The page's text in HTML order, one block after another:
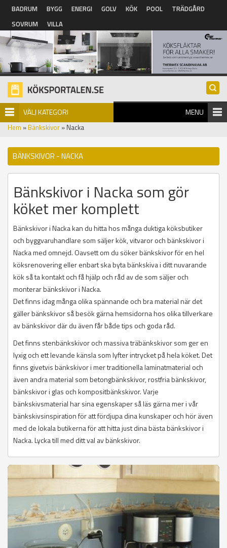
Hoppa till huvudinnehåll
BADRUM BYGG ENERGI GOLV KÖK POOL
TRÄDGÅRD
SOVRUM
VILLA
VÄLJ KATEGORI MENU
Hem » Bänkskivor » Nacka
BÄNKSKIVOR - NACKA
Bänkskivor i Nacka som gör
köket mer komplett
Bänkskivor i Nacka kan du hitta hos många duktiga köksbutiker
och byggvaruhandlare som säljer kök, vitvaror och bänkskivor i
Nacka med omnejd. Oavsett om du söker bänkskivor för en hel
köksrenovering eller enbart ska byta bänkskiva i ditt nuvarande
kök så ta kontakt och få hjälp och råd av de som säljer och
monterar bänkskivor i Nacka.
Det finns idag många olika spännande och bra material när det
gäller bänkskivor så besök gärna hemsidorna hos olika tillverkare
av bänkskivor där du även får både tips och goda råd.
Det finns stenbänkskivor och massiva träbänkskivor som ger en
lyxig och ett levande känsla som lyfter intrycket på hela köket. Det
finns givetvis bänkskivor i mer traditionella laminatmaterial och
även andra material som betongbänkskivor, rostfria bänkskivor,
bänkskivor i glas och kompositbänkskivor. Varje
bänkskivsmaterial har sina egenskaper så läs gärna mer i vår
bänkskivsinspiration för att fördjupa dina kunskaper och hör även
med de lokala butikerna för att hitta just dina bästa bänkskivor i
Nacka. Lycka till med ditt val av bänkskivor.